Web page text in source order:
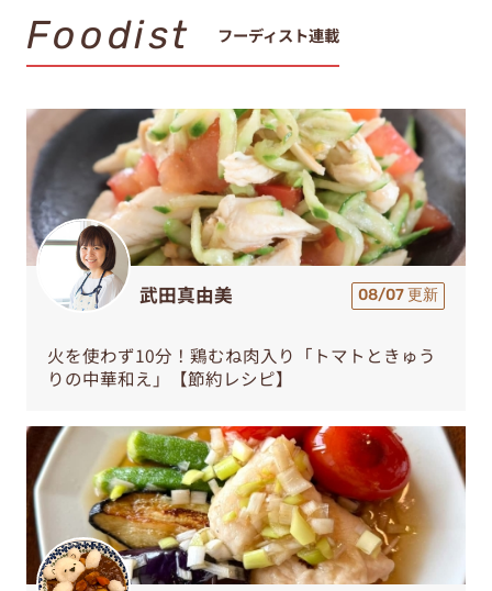
Foodist フーディスト連載
武田真由美 08/07 更新
火を使わず10分！鶏むね肉入り「トマトときゅう
りの中華和え」【節約レシピ】